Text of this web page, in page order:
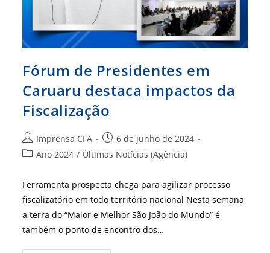
Fórum de Presidentes em
Caruaru destaca impactos da
Fiscalização
Autor
do
Imprensa CFA
Post
publicado:
6 de junho de 2024
Categoria
post:
Ano 2024 / Últimas Notícias (Agência)
Ferramenta prospecta chega para agilizar processo
fiscalizatório em todo território nacional Nesta semana,
a terra do “Maior e Melhor São João do Mundo” é
também o ponto de encontro dos…